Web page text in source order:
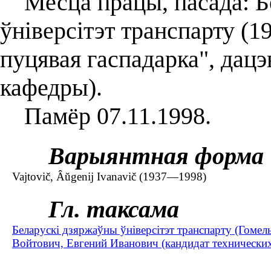
ўніверсітэт транспарту
пуцявая гаспадарка",
кафедры).
Памёр 07.11.1998.
Варыянтная форма
Vajtovič, Âŭgenij Ivanavič (1937—1998)
Гл. таксама
Беларускі дзяржаўны ўніверсітэт транспарту
Войтович, Евгений Иванович (кандидат